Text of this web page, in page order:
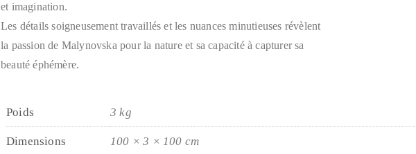
et imagination.
Les détails soigneusement travaillés et les nuances minutieuses révèlent
la passion de Malynovska pour la nature et sa capacité à capturer sa
beauté éphémère.
Poids 3 kg
Dimensions 100 × 3 × 100 cm